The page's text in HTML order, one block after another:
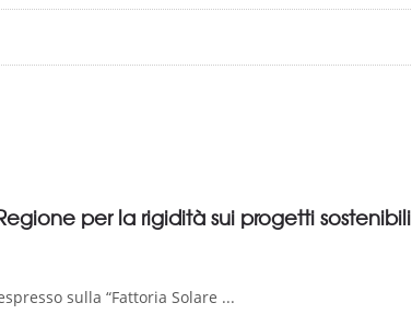
per la rigidità sui progetti sostenibili
sulla “Fattoria Solare ...